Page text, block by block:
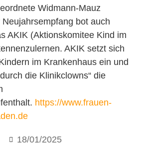
Widmann-Mauz
bot auch
AKIK (Aktionskomitee Kind im
AKIK setzt sich
im Krankenhaus ein und
die Klinikclowns“ die
https://www.frauen-
18/01/2025